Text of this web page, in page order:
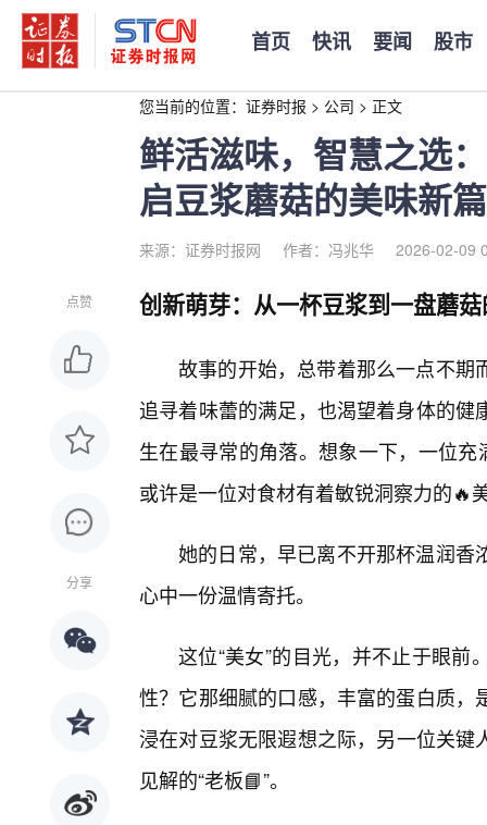
首页 快讯 要闻 股市
您当前的位置： 证券时报 > 公司 > 正文
鲜活滋味，智慧之选
启豆浆蘑菇的美味新
来源：证券时报网 作者：冯兆华 2026-02-09
点赞
分享
创新萌芽：从一杯豆浆到一盘蘑
故事的开始，总带着那么一点不期
追寻着味蕾的满足，也渴望着身体的
生在最寻常的角落。想象一下，一位
或许是一位对食材有着敏锐洞察力的🔥
她的日常，早已离不开那杯温润香
心中一份温情寄托。
这位“美女”的目光，并不止于眼
性？它那细腻的口感，丰富的蛋白质
浸在对豆浆无限遐想之际，另一位关
见解的“老板📘”。